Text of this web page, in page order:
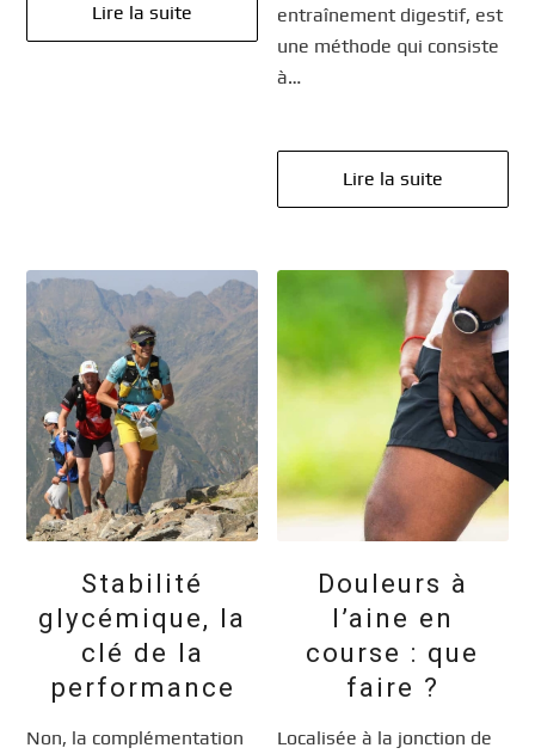
Lire la suite
entraînement digestif, est
une méthode qui consiste
à…
Lire la suite
Stabilité
glycémique, la
clé de la
performance
Non, la complémentation
Douleurs à
l’aine en
course : que
faire ?
Localisée à la jonction de